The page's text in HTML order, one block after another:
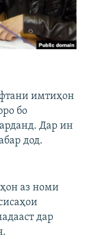
имтиҳон
бо
Дар ин
дод.
аз номи
дар